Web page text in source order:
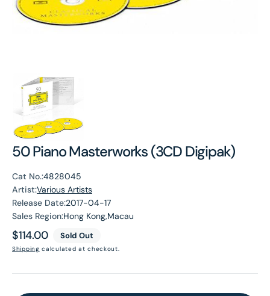
50 Piano Masterworks (3CD Digipak)
Cat No.:4828045
Artist:Various Artists
Release Date:2017-04-17
Sales Region:Hong Kong,Macau
Regular
price
$114.00 Sold Out
Shipping calculated at checkout.